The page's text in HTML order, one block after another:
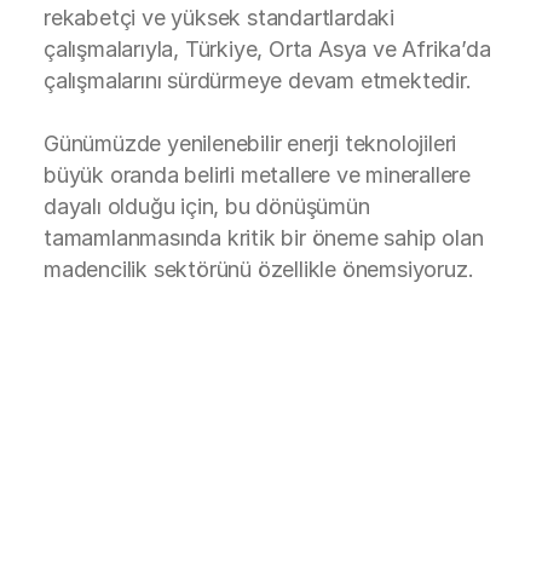
rekabetçi ve yüksek standartlardaki
çalışmalarıyla, Türkiye, Orta Asya ve Afrika’da
çalışmalarını sürdürmeye devam etmektedir.
Günümüzde yenilenebilir enerji teknolojileri
büyük oranda belirli metallere ve minerallere
dayalı olduğu için, bu dönüşümün
tamamlanmasında kritik bir öneme sahip olan
madencilik sektörünü özellikle önemsiyoruz.